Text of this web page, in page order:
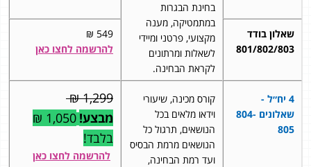
בחינת הבגרות
במתמטיקה, מענה
מקצועי, פרטני ומיידי
לשאלות ומרתונים
לקראת הבחינה.
שאלון בודד
801/802/803
549 ₪
להרשמה לחצו כאן
4 יח״ל -
שאלונים 804-
805
קורס מכינה, שיעורי
וידאו מלאים בכל
הנושאים, תרגול כל
הנושאים מרמת הבסיס
ועד רמת הבחינה,
1,299 ₪
מבצע!
1,050 ₪
בלבד!
להרשמה לחצו כאן